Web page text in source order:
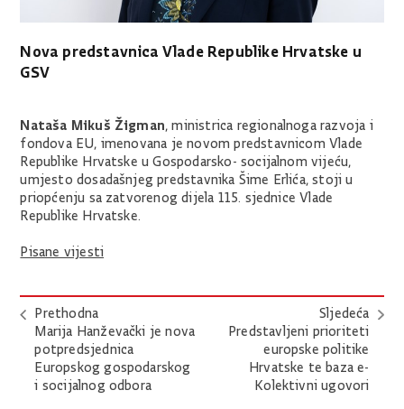
Nova predstavnica Vlade Republike Hrvatske u
GSV
Nataša Mikuš Žigman, ministrica regionalnoga razvoja i
fondova EU, imenovana je novom predstavnicom Vlade
Republike Hrvatske u Gospodarsko- socijalnom vijeću,
umjesto dosadašnjeg predstavnika Šime Erlića, stoji u
priopćenju sa zatvorenog dijela 115. sjednice Vlade
Republike Hrvatske.
Pisane vijesti
Prethodna
Marija Hanževački je nova
potpredsjednica
Europskog gospodarskog
i socijalnog odbora
Sljedeća
Predstavljeni prioriteti
europske politike
Hrvatske te baza e-
Kolektivni ugovori